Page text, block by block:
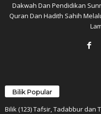
Dakwah Dan Pendidikan
Quran Dan Hadith Sahih
Bilik Popular
Bilik (123) Tafsir, Tadabbur dan